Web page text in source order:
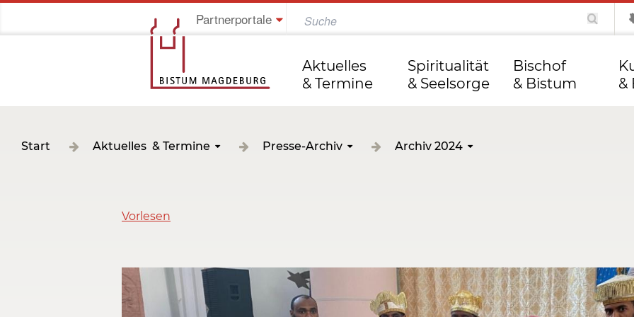
Jung im Bistum katholisch.de Tag des Herrn
Partnerportale
Aktuelles
& Termine
Spiritualität
& Seelsorge
Bischof
& Bistum
&
Start Aktuelles & Termine Presse-Archiv Archiv 2024
Vorlesen